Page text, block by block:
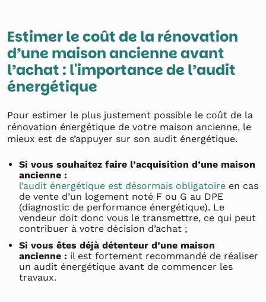
Estimer le coût de la rénovation
d’une maison ancienne avant
l’achat : l'importance de l’audit
énergétique
Pour estimer le plus justement possible le coût de la
rénovation énergétique de votre maison ancienne, le
mieux est de s’appuyer sur son audit énergétique.
Si vous souhaitez faire l’acquisition d’une maison
ancienne :
l’audit énergétique est désormais obligatoire en cas
de vente d’un logement noté F ou G au DPE
(diagnostic de performance énergétique). Le
vendeur doit donc vous le transmettre, ce qui peut
contribuer à votre décision d’achat ;
Si vous êtes déjà détenteur d’une maison
ancienne : il est fortement recommandé de réaliser
un audit énergétique avant de commencer les
travaux.